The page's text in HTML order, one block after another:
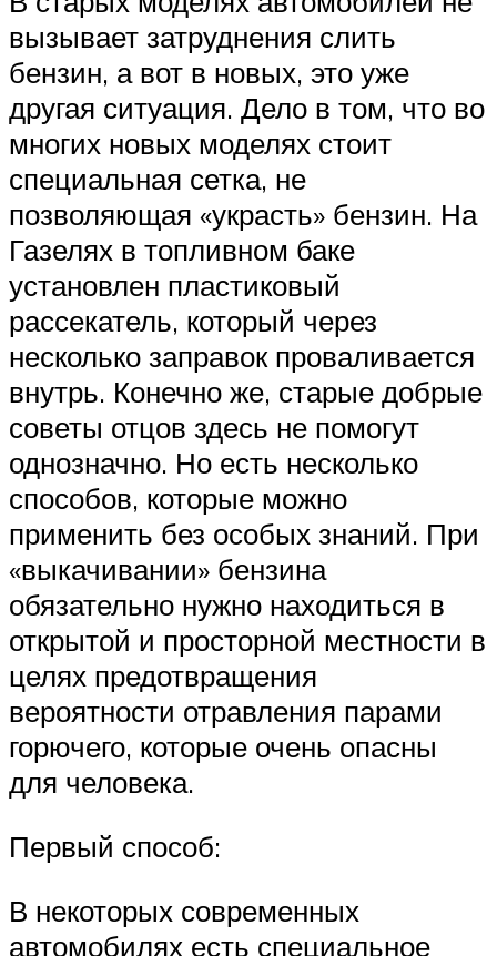
вызывает затруднения слить
бензин, а вот в новых, это уже
другая ситуация. Дело в том, что во
многих новых моделях стоит
специальная сетка, не
позволяющая «украсть» бензин. На
Газелях в топливном баке
установлен пластиковый
рассекатель, который через
несколько заправок проваливается
внутрь. Конечно же, старые добрые
советы отцов здесь не помогут
однозначно. Но есть несколько
способов, которые можно
применить без особых знаний. При
«выкачивании» бензина
обязательно нужно находиться в
открытой и просторной местности в
целях предотвращения
вероятности отравления парами
горючего, которые очень опасны
для человека.
Первый способ:
В некоторых современных
автомобилях есть специальное